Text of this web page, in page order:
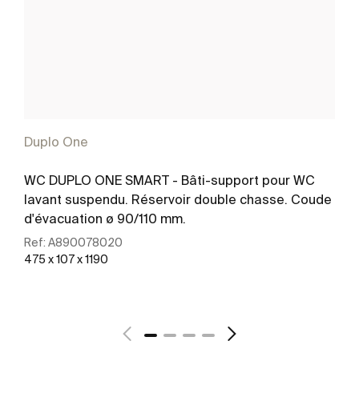
Duplo One
WC DUPLO ONE SMART - Bâti-support pour WC
lavant suspendu. Réservoir double chasse. Coude
d'évacuation ø 90/110 mm.
Ref: A890078020
475 x 107 x 1190